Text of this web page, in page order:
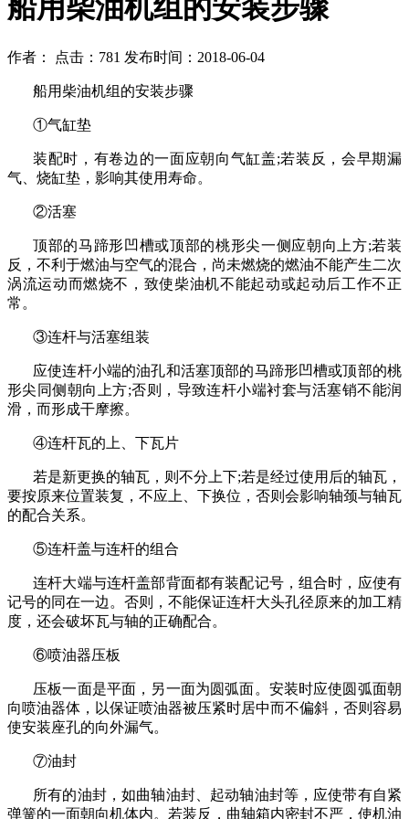
船用柴油机组的安装步骤
作者： 点击：781 发布时间：2018-06-04
船用柴油机组的安装步骤
①气缸垫
装配时，有卷边的一面应朝向气缸盖;若装反，会早期漏
气、烧缸垫，影响其使用寿命。
②活塞
顶部的马蹄形凹槽或顶部的桃形尖一侧应朝向上方;若装
反，不利于燃油与空气的混合，尚未燃烧的燃油不能产生二次
涡流运动而燃烧不，致使柴油机不能起动或起动后工作不正
常。
③连杆与活塞组装
应使连杆小端的油孔和活塞顶部的马蹄形凹槽或顶部的桃
形尖同侧朝向上方;否则，导致连杆小端衬套与活塞销不能润
滑，而形成干摩擦。
④连杆瓦的上、下瓦片
若是新更换的轴瓦，则不分上下;若是经过使用后的轴瓦，
要按原来位置装复，不应上、下换位，否则会影响轴颈与轴瓦
的配合关系。
⑤连杆盖与连杆的组合
连杆大端与连杆盖部背面都有装配记号，组合时，应使有
记号的同在一边。否则，不能保证连杆大头孔径原来的加工精
度，还会破坏瓦与轴的正确配合。
⑥喷油器压板
压板一面是平面，另一面为圆弧面。安装时应使圆弧面朝
向喷油器体，以保证喷油器被压紧时居中而不偏斜，否则容易
使安装座孔的向外漏气。
⑦油封
所有的油封，如曲轴油封、起动轴油封等，应使带有自紧
弹簧的一面朝向机体内。若装反，曲轴箱内密封不严，使机油